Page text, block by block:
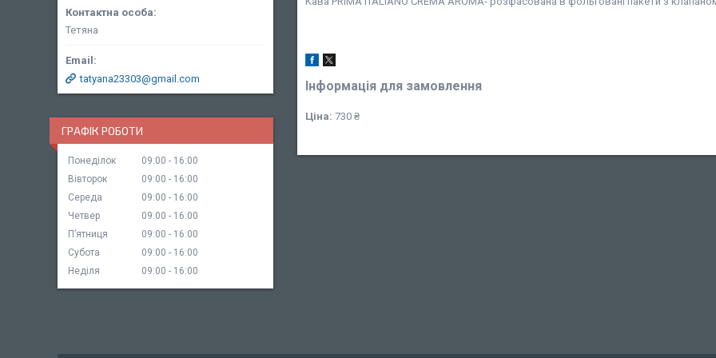
Інформація для замовлення
Ціна: 730 ₴
Тетяна
tatyana23303@gmail.com
ГРАФІК РОБОТИ
Понеділок 09:00
16:00
Вівторок
09:00
16:00
Середа
09:00
16:00
Четвер
09:00
16:00
Пʼятниця
09:00
16:00
Субота
09:00
16:00
Неділя
09:00 16:00